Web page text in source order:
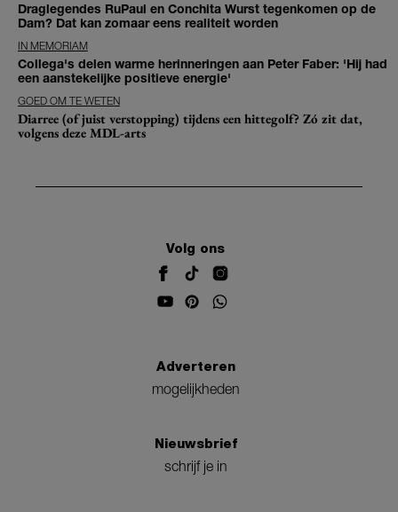
Draglegendes RuPaul en Conchita Wurst tegenkomen op de
Dam? Dat kan zomaar eens realiteit worden
IN MEMORIAM
Collega's delen warme herinneringen aan Peter Faber: 'Hij had
een aanstekelijke positieve energie'
GOED OM TE WETEN
Diarree (of juist verstopping) tijdens een hittegolf? Zó zit dat,
volgens deze MDL-arts
Volg ons
Adverteren
mogelijkheden
Nieuwsbrief
schrijf je in